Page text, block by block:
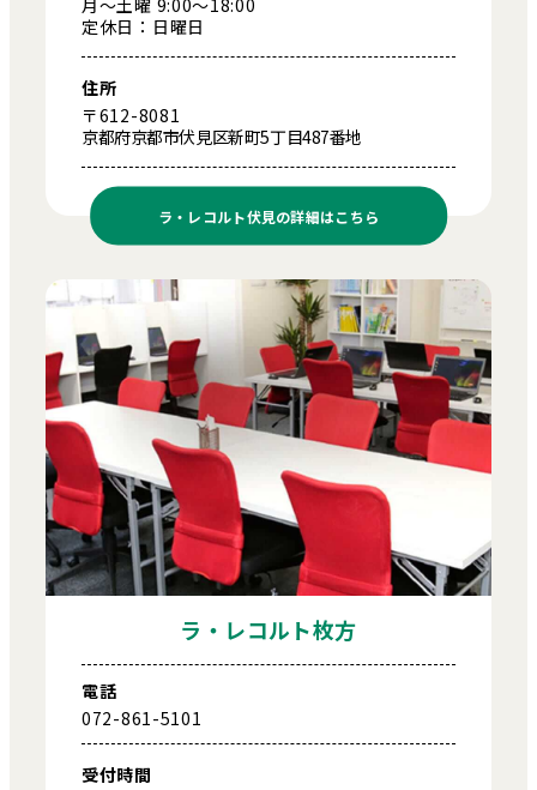
月～土曜 9:00～18:00
定休日：日曜日
住所
〒612-8081
京都府京都市伏見区新町5丁目487番地
ラ・レコルト伏見の詳細はこちら
ラ・レコルト枚方
電話
072-861-5101
受付時間